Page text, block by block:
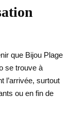
que Bijou Plage
se trouve à
l’arrivée, surtout
ou en fin de